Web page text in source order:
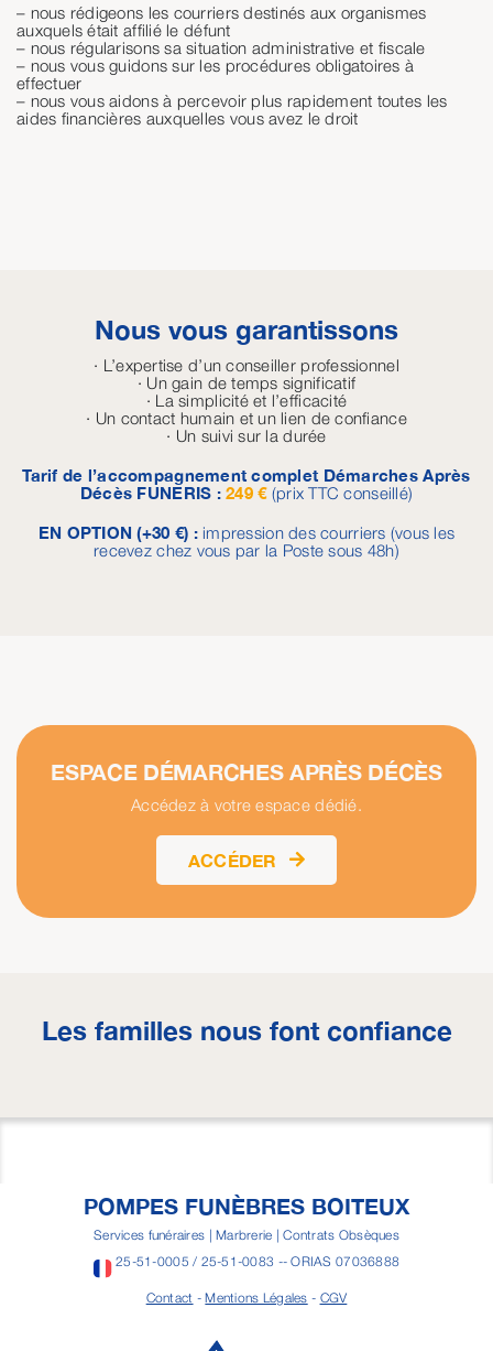
– nous rédigeons les courriers destinés aux organismes
auxquels était affilié le défunt
– nous régularisons sa situation administrative et fiscale
– nous vous guidons sur les procédures obligatoires à
effectuer
– nous vous aidons à percevoir plus rapidement toutes les
aides financières auxquelles vous avez le droit
Nous vous garantissons
· L’expertise d’un conseiller professionnel
· Un gain de temps significatif
· La simplicité et l’efficacité
· Un contact humain et un lien de confiance
· Un suivi sur la durée
Tarif de l’accompagnement complet Démarches Après
Décès FUNERIS :249 €(prix TTC conseillé)
EN OPTION (+30 €) :impression des courriers (vous les
recevez chez vous par la Poste sous 48h)
ESPACE DÉMARCHES APRÈS DÉCÈS
Accédez à votre espace dédié.
ACCÉDER
Les familles nous font confiance
POMPES FUNÈBRES BOITEUX
Services funéraires | Marbrerie | Contrats Obsèques
25-51-0005 / 25-51-0083 -- ORIAS 07036888
Contact -Mentions Légales - CGV